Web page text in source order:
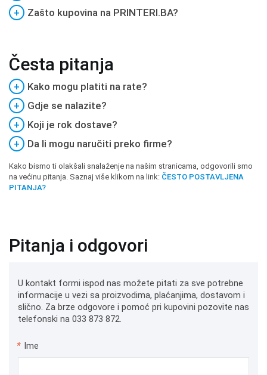
+
Zašto kupovina na PRINTERI.BA?
Česta pitanja
+
Kako mogu platiti na rate?
+
Gdje se nalazite?
+
Koji je rok dostave?
+
Da li mogu naručiti preko firme?
Kako bismo ti olakšali snalaženje na našim stranicama, odgovorili smo
na većinu pitanja. Saznaj više klikom na link: ČESTO POSTAVLJENA
PITANJA?
Pitanja i odgovori
U kontakt formi ispod nas možete pitati za sve potrebne
informacije u vezi sa proizvodima, plaćanjima, dostavom i
slično. Za brze odgovore i pomoć pri kupovini pozovite nas
telefonski na 033 873 872.
* Ime